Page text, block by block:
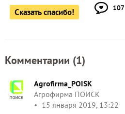
Сказать спасибо! 107
Комментарии (1)
Agrofirma_POISK
Агрофирма ПОИСК
15 января 2019, 13:22